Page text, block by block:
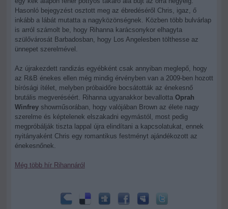
Hasonló bejegyzést osztott meg az ébredéséről Chris, igaz, ő
inkább a lábát mutatta a nagyközönségnek. Közben több bulvárlap
is arról számolt be, hogy Rihanna karácsonykor elhagyta
szülővárosát Barbadosban, hogy Los Angelesben tölthesse az
ünnepet szerelmével.
Az újrakezdett randizás egyébként csak annyiban meglepő, hogy
az R&B énekes ellen még mindig érvényben van a 2009-ben hozott
bírósági ítélet, melyben próbaidőre bocsátották az énekesnő
brutális megveréséért. Rihanna ugyanakkor bevallotta Oprah
Winfreyshowműsorában, hogy valójában Brown az élete nagy
szerelme és képtelenek elszakadni egymástól, most pedig
megpróbálják tiszta lappal újra elindítani a kapcsolatukat, ennek
nyitányaként Chris egy romantikus festményt ajándékozott az
énekesnőnek.
Még több hír Rihannáról